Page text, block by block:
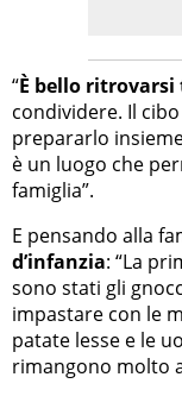
“È bello
condividere. Il
prepararlo insieme
è un luogo che
famiglia”.
E pensando alla
d’infanzia: “La
sono stati gli
impastare con le
patate lesse e le
rimangono molto